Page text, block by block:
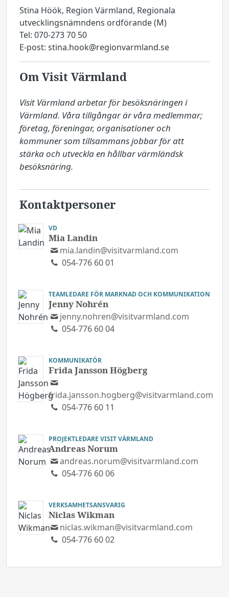
Stina Höök, Region Värmland, Regionala
utvecklingsnämndens ordförande (M)
Tel: 070-273 70 50
E-post: stina.hook@regionvarmland.se
Om Visit Värmland
Visit Värmland arbetar för besöksnäringen i
Värmland. Våra tillgångar är våra medlemmar;
företag, föreningar, organisationer och
kommuner som tillsammans jobbar för att
stärka och utveckla en hållbar värmländsk
besöksnäring.
Kontaktpersoner
VD
Mia Landin
mia.landin@visitvarmland.com
054-776 60 01
TEAMLEDARE FÖR MARKNAD OCH KOMMUNIKATION
Jenny Nohrén
jenny.nohren@visitvarmland.com
054-776 60 04
KOMMUNIKATÖR
Frida Jansson Högberg
frida.jansson.hogberg@visitvarmland.com
054-776 60 11
PROJEKTLEDARE VISIT VÄRMLAND
Andreas Norum
andreas.norum@visitvarmland.com
054-776 60 06
VERKSAMHETSANSVARIG
Niclas Wikman
niclas.wikman@visitvarmland.com
054-776 60 02